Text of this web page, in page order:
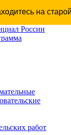
на
России
работ